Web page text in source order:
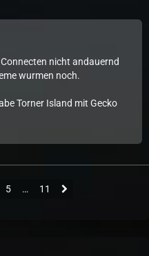
nicht andauernd
wurmen noch.
Torner Island mit Gecko
5 … 11